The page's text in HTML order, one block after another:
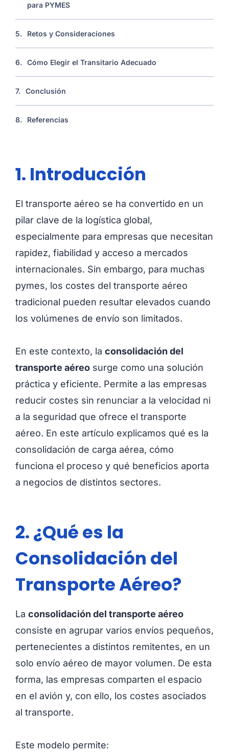
1. Introducción
El transporte aéreo se ha convertido en un
pilar clave de la logística global,
especialmente para empresas que necesitan
rapidez, fiabilidad y acceso a mercados
internacionales. Sin embargo, para muchas
pymes, los costes del transporte aéreo
tradicional pueden resultar elevados cuando
los volúmenes de envío son limitados.
En este contexto, la consolidación del
transporte aéreo surge como una solución
práctica y eficiente. Permite a las empresas
reducir costes sin renunciar a la velocidad ni
a la seguridad que ofrece el transporte
aéreo. En este artículo explicamos qué es la
consolidación de carga aérea, cómo
funciona el proceso y qué beneficios aporta
a negocios de distintos sectores.
2. ¿Qué es la
Consolidación del
Transporte Aéreo?
La consolidación del transporte aéreo
consiste en agrupar varios envíos pequeños,
pertenecientes a distintos remitentes, en un
solo envío aéreo de mayor volumen. De esta
forma, las empresas comparten el espacio
en el avión y, con ello, los costes asociados
al transporte.
Este modelo permite:
para PYMES
5. Retos y Consideraciones
6. Cómo Elegir el Transitario Adecuado
7. Conclusión
8. Referencias